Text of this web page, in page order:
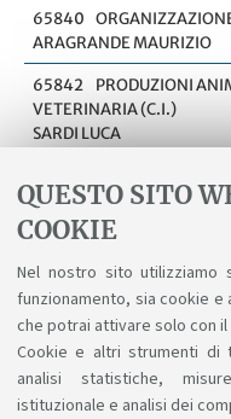
QUESTO SITO
COOKIE
Nel nostro sito utilizziamo
funzionamento, sia cookie
che potrai attivare solo con
Cookie e altri strumenti di
analisi statistiche,
istituzionale e analisi dei
65840
ARAGRANDE MAURIZIO
65842
PRODUZIONI
VETERINARIA (C.I.)
SARDI LUCA
DI FRANCESCO
66017 SICUREZZA
(C.I.)
GAZZOTTI TERESA
71543
SISTEMI E
SOSTENIBILE
MARALDI MIRKO